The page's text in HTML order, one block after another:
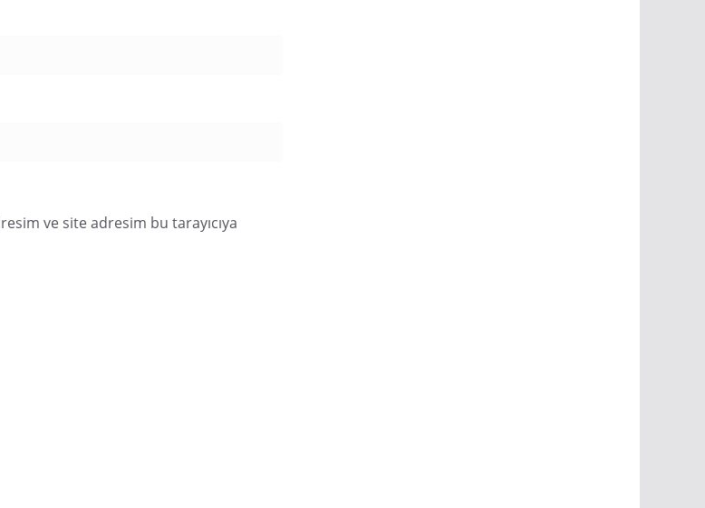
ve site adresim bu tarayıcıya